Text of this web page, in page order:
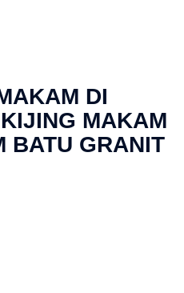
DI
MAKAM
BATU GRANIT